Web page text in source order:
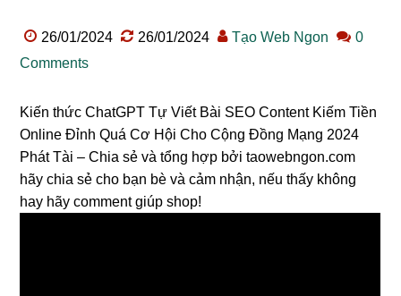
26/01/2024 26/01/2024 Tạo Web Ngon
0
Comments
Kiến thức ChatGPT Tự Viết Bài SEO Content Kiếm Tiền
Online Đỉnh Quá Cơ Hội Cho Cộng Đồng Mạng 2024
Phát Tài – Chia sẻ và tổng hợp bởi taowebngon.com
hãy chia sẻ cho bạn bè và cảm nhận, nếu thấy không
hay hãy comment giúp shop!